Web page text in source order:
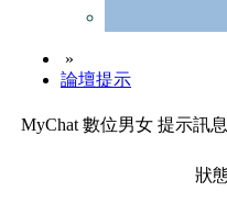
»
論壇提示
MyChat 數位男女 提示訊息
狀